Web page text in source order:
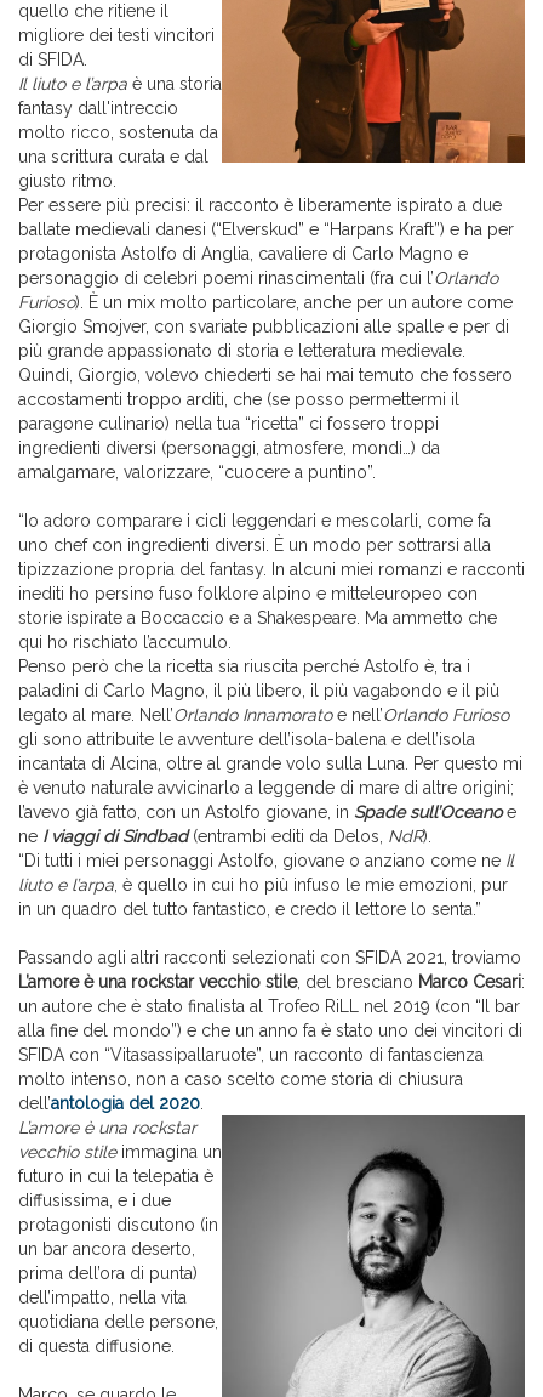
quello che ritiene il
migliore dei testi vincitori
di SFIDA.
Il liuto e l’arpa è una storia
fantasy dall'intreccio
molto ricco, sostenuta da
una scrittura curata e dal
giusto ritmo.
Per essere più precisi: il racconto è liberamente ispirato a due
ballate medievali danesi (“Elverskud” e “Harpans Kraft”) e ha per
protagonista Astolfo di Anglia, cavaliere di Carlo Magno e
personaggio di celebri poemi rinascimentali (fra cui l’Orlando
Furioso). È un mix molto particolare, anche per un autore come
Giorgio Smojver, con svariate pubblicazioni alle spalle e per di
più grande appassionato di storia e letteratura medievale.
Quindi, Giorgio, volevo chiederti se hai mai temuto che fossero
accostamenti troppo arditi, che (se posso permettermi il
paragone culinario) nella tua “ricetta” ci fossero troppi
ingredienti diversi (personaggi, atmosfere, mondi…) da
amalgamare, valorizzare, “cuocere a puntino”.
“Io adoro comparare i cicli leggendari e mescolarli, come fa
uno chef con ingredienti diversi. È un modo per sottrarsi alla
tipizzazione propria del fantasy. In alcuni miei romanzi e racconti
inediti ho persino fuso folklore alpino e mitteleuropeo con
storie ispirate a Boccaccio e a Shakespeare. Ma ammetto che
qui ho rischiato l’accumulo.
Penso però che la ricetta sia riuscita perché Astolfo è, tra i
paladini di Carlo Magno, il più libero, il più vagabondo e il più
legato al mare. Nell’Orlando Innamoratoe nell’Orlando Furioso
gli sono attribuite le avventure dell’isola-balena e dell’isola
incantata di Alcina, oltre al grande volo sulla Luna. Per questo mi
è venuto naturale avvicinarlo a leggende di mare di altre origini;
l’avevo già fatto, con un Astolfo giovane, in Spade sull’Oceanoe
ne I viaggi di Sindbad(entrambi editi da Delos, NdR).
“Di tutti i miei personaggi Astolfo, giovane o anziano come ne Il
liuto e l’arpa , è quello in cui ho più infuso le mie emozioni, pur
in un quadro del tutto fantastico, e credo il lettore lo senta.”
Passando agli altri racconti selezionati con SFIDA 2021, troviamo
L’amore è una rockstar vecchio stile, del bresciano Marco Cesari:
un autore che è stato finalista al Trofeo RiLL nel 2019 (con “Il bar
alla fine del mondo”) e che un anno fa è stato uno dei vincitori di
SFIDA con “Vitasassipallaruote”, un racconto di fantascienza
molto intenso, non a caso scelto come storia di chiusura
dell’antologia del 2020
L’amore è una rockstar
vecchio stileimmagina un
futuro in cui la telepatia è
diffusissima, e i due
protagonisti discutono (in
un bar ancora deserto,
prima dell’ora di punta)
dell’impatto, nella vita
quotidiana delle persone,
di questa diffusione.